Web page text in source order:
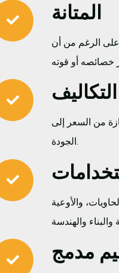
المتانة
الرغم من أن
من السعر إلى
الجودة.
والأوعية
مدمج